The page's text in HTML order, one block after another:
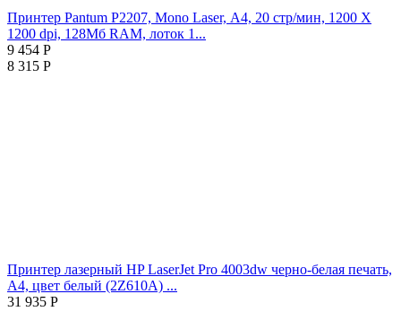
Принтер Pantum P2207, Mono Laser, А4, 20 стр/мин, 1200 X
1200 dpi, 128Мб RAM, лоток 1...
9 454 Р
8 315 Р
Принтер лазерный HP LaserJet Pro 4003dw черно-белая печать,
A4, цвет белый (2Z610A) ...
31 935 Р